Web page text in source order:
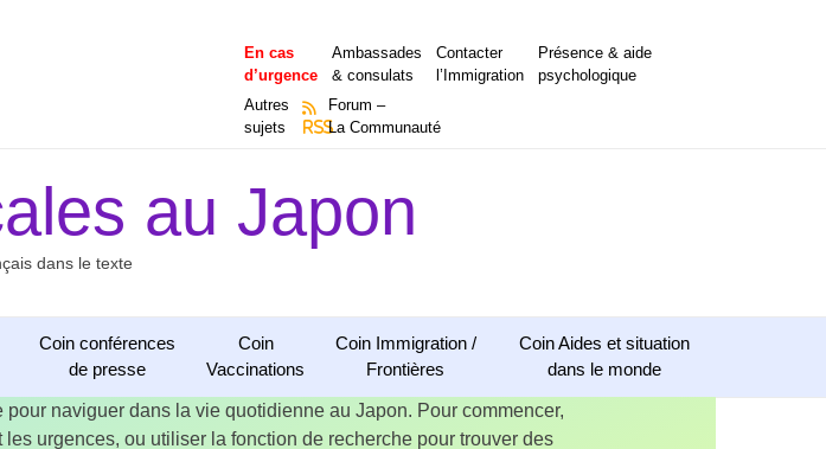
En cas
d’urgence
Ambassades
& consulats
Contacter
l’Immigration
Présence & aide
psychologique
Autres
sujets
RSS
Forum –
La Communauté
au Japon
dans le texte
Coin conférences
de presse
Coin
Vaccinations
Coin Immigration /
Frontières
Coin Aides et situation
dans le monde
naviguer dans la vie quotidienne au Japon. Pour commencer,
urgences, ou utiliser la fonction de recherche pour trouver des